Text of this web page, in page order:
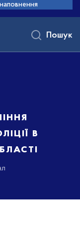
в
Пошук